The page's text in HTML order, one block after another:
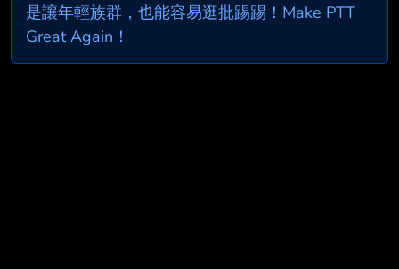
是讓年輕族群，也能容易逛批踢踢！Make PTT
Great Again！